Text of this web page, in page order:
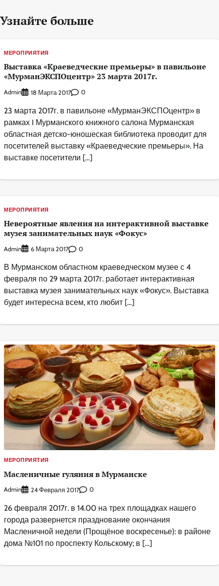
Узнайте больше
МЕРОПРИЯТИЯ
Выставка «Краеведческие премьеры» в павильоне
«МурманЭКСПОцентр» 23 марта 2017г.
Admin 18 Марта 2017 0
23 марта 2017г. в павильоне «МурманЭКСПОцентр» в
рамках I Мурманского книжного салона Мурманская
областная детско-юношеская библиотека проводит для
посетителей выставку «Краеведческие премьеры». На
выставке посетители […]
МЕРОПРИЯТИЯ
Невероятные явления на интерактивной выставке
музея занимательных наук «Фокус»
Admin 6 Марта 2017 0
В Мурманском областном краеведческом музее с 4
февраля по 29 марта 2017г. работает интерактивная
выставка музея занимательных наук «Фокус». Выставка
будет интересна всем, кто любит […]
МЕРОПРИЯТИЯ
Масленичные гуляния в Мурманске
Admin 24 Февраля 2017 0
26 февраля 2017г. в 14.00 на трех площадках нашего
города развернется празднование окончания
Масленичной недели (Прощёное воскресенье): в районе
дома №101 по проспекту Кольскому; в […]